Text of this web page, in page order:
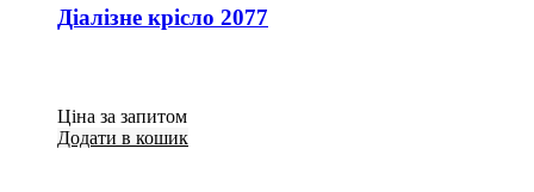
Діалізне крісло 2077
Ціна за запитом
Додати в кошик